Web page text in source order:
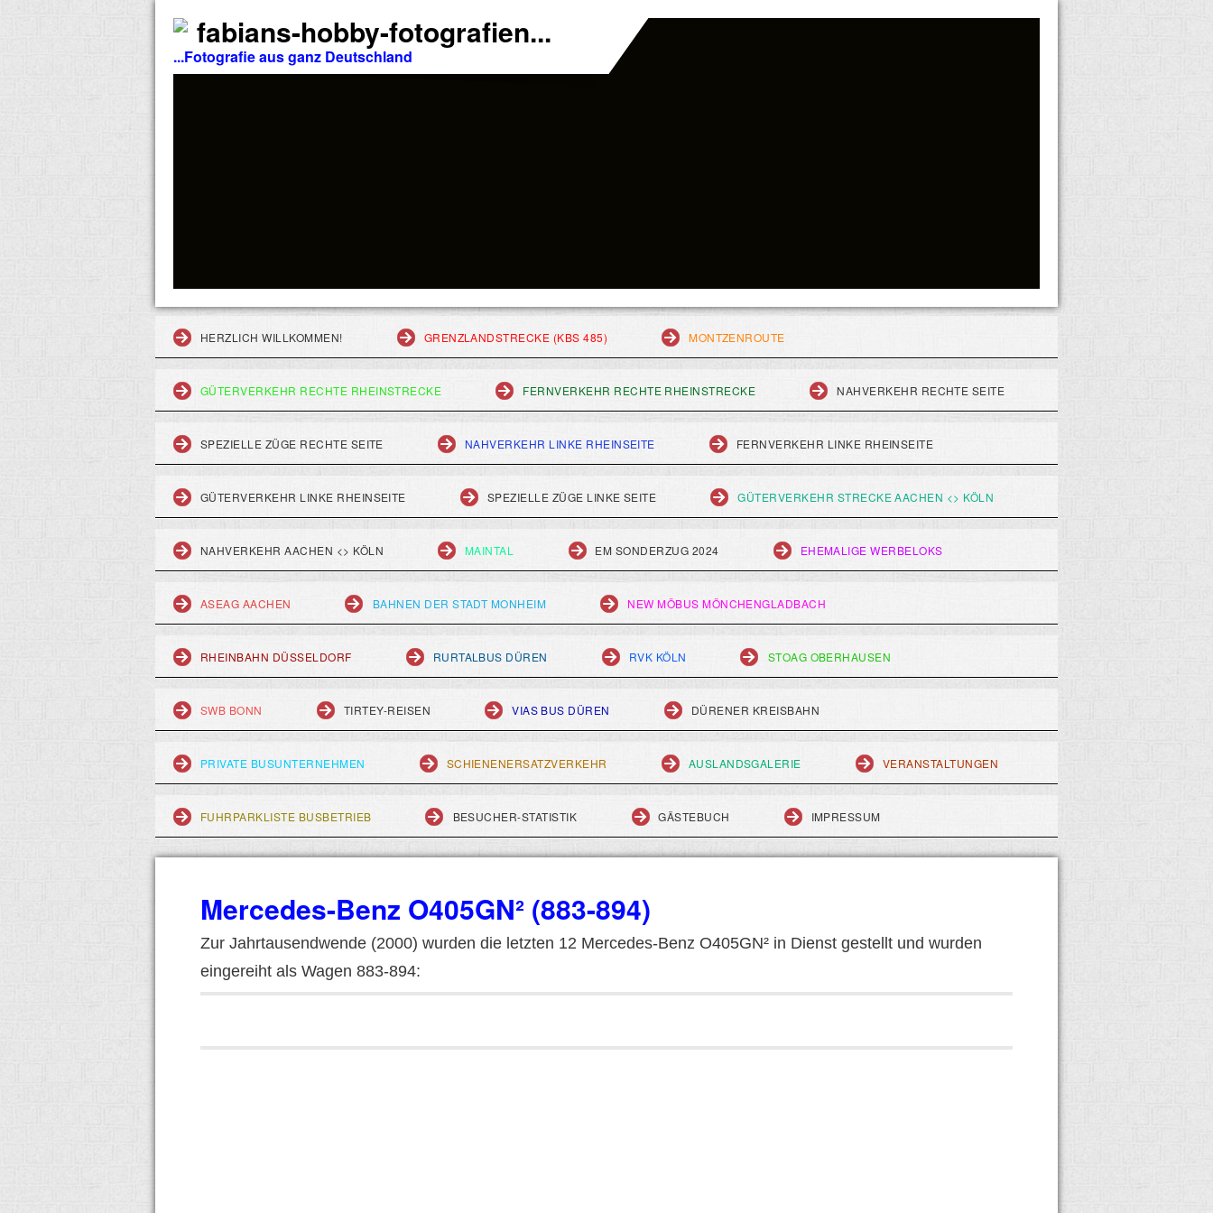
fabians-hobby-fotografien...
...Fotografie aus ganz Deutschland
HERZLICH WILLKOMMEN! GRENZLANDSTRECKE (KBS 485) MONTZENROUTE
GÜTERVERKEHR RECHTE RHEINSTRECKE FERNVERKEHR RECHTE RHEINSTRECKE NAHVERKEHR RECHTE SEITE
SPEZIELLE ZÜGE RECHTE SEITE NAHVERKEHR LINKE RHEINSEITE FERNVERKEHR LINKE RHEINSEITE
GÜTERVERKEHR LINKE RHEINSEITE SPEZIELLE ZÜGE LINKE SEITE GÜTERVERKEHR STRECKE AACHEN <> KÖLN
NAHVERKEHR AACHEN <> KÖLN MAINTAL EM SONDERZUG 2024 EHEMALIGE WERBELOKS
ASEAG AACHEN BAHNEN DER STADT MONHEIM NEW MÖBUS MÖNCHENGLADBACH
RHEINBAHN DÜSSELDORF RURTALBUS DÜREN RVK KÖLN STOAG OBERHAUSEN
SWB BONN TIRTEY-REISEN VIAS BUS DÜREN DÜRENER KREISBAHN
PRIVATE BUSUNTERNEHMEN SCHIENENERSATZVERKEHR AUSLANDSGALERIE VERANSTALTUNGEN
FUHRPARKLISTE BUSBETRIEB BESUCHER-STATISTIK GÄSTEBUCH IMPRESSUM
Mercedes-Benz O405GN² (883-894)
Zur Jahrtausendwende (2000) wurden die letzten 12 Mercedes-Benz O405GN² in Dienst gestellt und wurden
eingereiht als Wagen 883-894: